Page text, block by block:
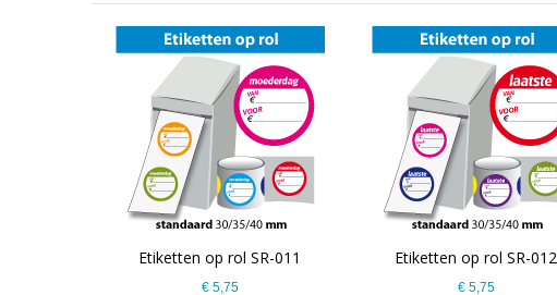
Etiketten op rol SR-011
€ 5,75
Etiketten op rol SR-012
€ 5,75